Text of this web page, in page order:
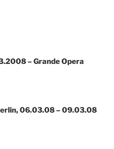
– Grande Opera
06.03.08 – 09.03.08